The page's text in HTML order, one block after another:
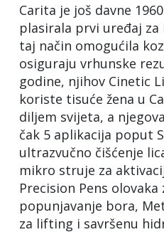
Carita je još davne
plasirala prvi uređaj
taj način omogućila
osiguraju vrhunske
godine, njihov Cinetic
koriste tisuće žena u
diljem svijeta, a
čak 5 aplikacija poput
ultrazvučno čišćenje
mikro struje za
Precision Pens
popunjavanje bora,
za lifting i savršenu